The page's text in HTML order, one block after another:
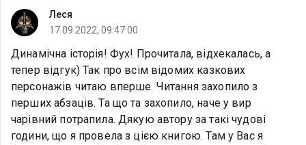
Леся
17.09.2022, 09:47:00
Динамічна історія! Фух! Прочитала, відхекалась, а
тепер відгук) Так про всім відомих казкових
персонажів читаю вперше. Читання захопило з
перших абзаців. Та що та захопило, наче у вир
чарівний потрапила. Дякую автору за такі чудові
години, що я провела з цією книгою. Там у Вас я